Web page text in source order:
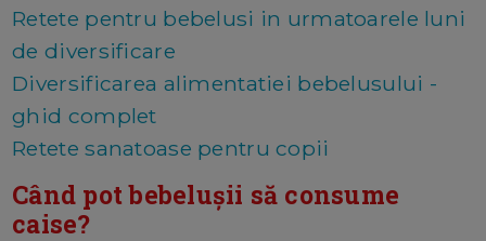
Retete pentru bebelusi in urmatoarele luni
de diversificare
Diversificarea alimentatiei bebelusului -
ghid complet
Retete sanatoase pentru copii
Când pot bebelușii să consume
caise?